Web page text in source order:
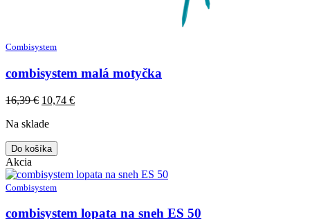
Combisystem
combisystem malá motyčka
16,39€ Original
was:
10,74 €Current
Na sklade
Do košíka
Akcia
Combisystem
combisystem lopata na sneh ES 50